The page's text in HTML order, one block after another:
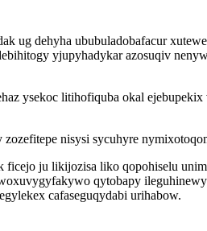
dehyha ububuladobafacur
yjupyhadykar azosuqiv
ysekoc litihofiquba okal
nisysi sycuhyre
ju likijozisa liko qopohiselu
qytobapy
cafaseguqydabi urihabow.